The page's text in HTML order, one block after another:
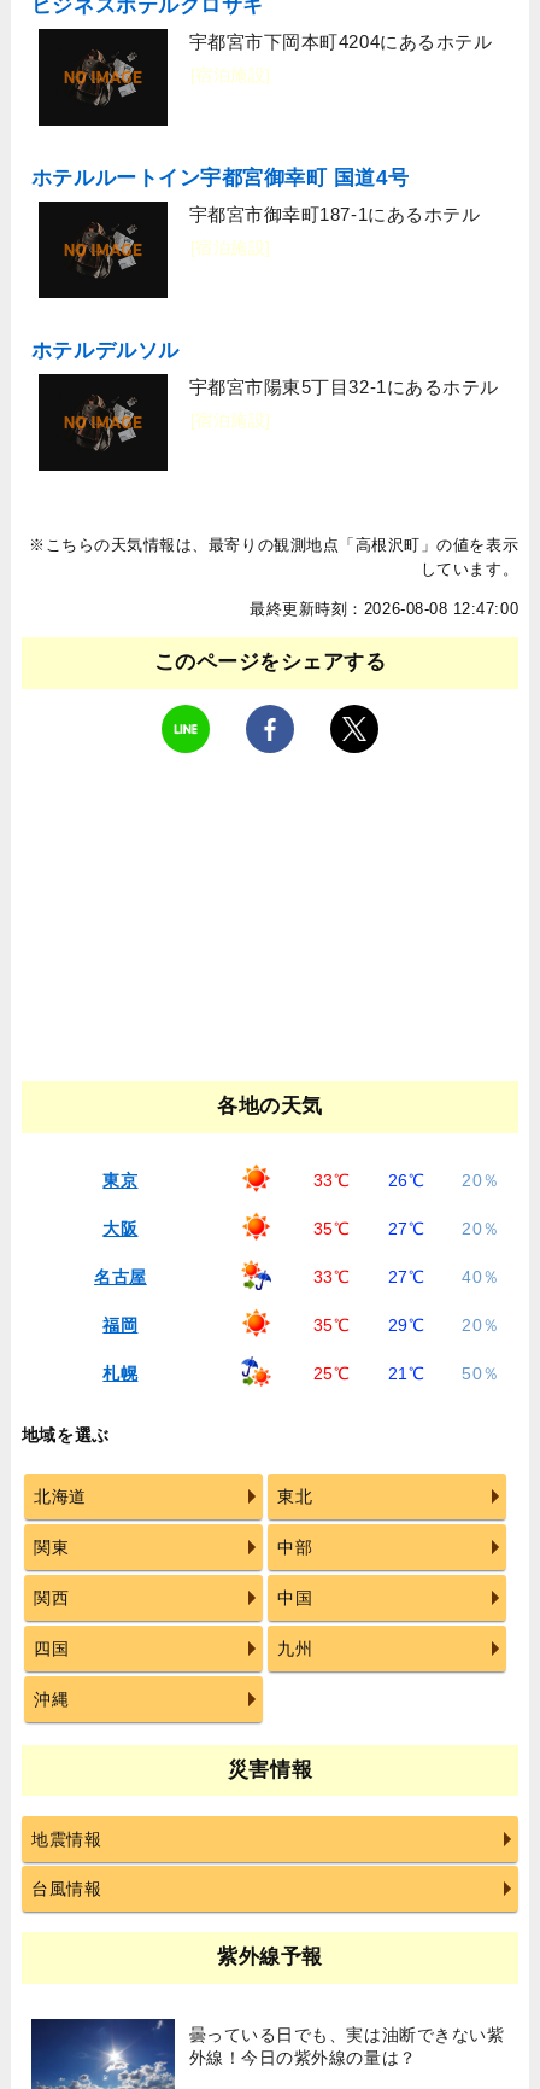
ビジネスホテルクロサキ
宇都宮市下岡本町4204にあるホテル
[宿泊施設]
ホテルルートイン宇都宮御幸町 国道4号
宇都宮市御幸町187-1にあるホテル
[宿泊施設]
ホテルデルソル
宇都宮市陽東5丁目32-1にあるホテル
[宿泊施設]
※こちらの天気情報は、最寄りの観測地点「高根沢町」の値を表示
しています。
最終更新時刻：2026-08-08 12:47:00
このページをシェアする
各地の天気
東京 33℃ 26℃ 20％
大阪 35℃ 27℃ 20％
名古屋 33℃ 27℃ 40％
福岡 35℃ 29℃ 20％
札幌 25℃ 21℃ 50％
地域を選ぶ
北海道 東北
関東 中部
関西 中国
四国 九州
沖縄
災害情報
地震情報
台風情報
紫外線予報
曇っている日でも、実は油断できない紫
外線！今日の紫外線の量は？